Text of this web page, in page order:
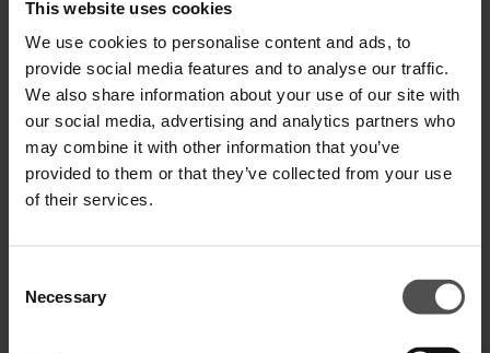
This website uses cookies
We use cookies to personalise content and ads, to
provide social media features and to analyse our traffic.
We also share information about your use of our site with
our social media, advertising and analytics partners who
may combine it with other information that you’ve
provided to them or that they’ve collected from your use
of their services.
Selection
Necessary
SPECIFICHE TECNICHE
DIGITAL PRODUCT PASSPORT